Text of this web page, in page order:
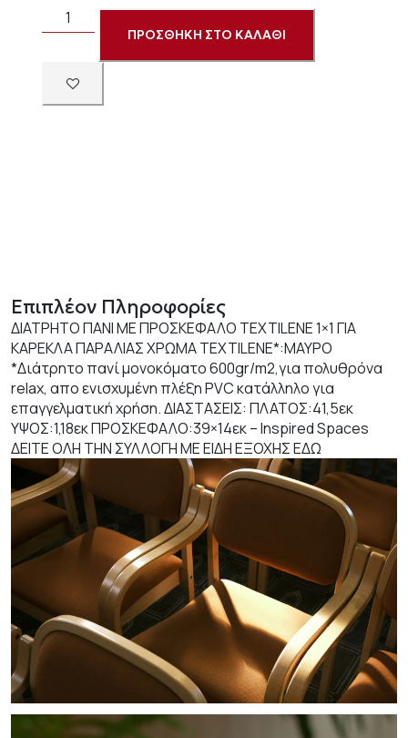
ΠΡΟΣΘΗΚΗ ΣΤΟ ΚΑΛΑΘΙ
Επιπλέον Πληροφορίες
ΔΙΑΤΡΗΤΟ ΠΑΝΙ ΜΕ ΠΡΟΣΚΕΦΑΛΟ TEXTILENE 1×1 ΓΙΑ
ΚΑΡΕΚΛΑ ΠΑΡΑΛΙΑΣ ΧΡΩΜΑ TEXTILENE*:ΜΑΥΡΟ
*Διάτρητο πανί μονοκόματο 600gr/m2,για πολυθρόνα
relax, απο ενισχυμένη πλέξη PVC κατάλληλο για
επαγγελματική χρήση. ΔΙΑΣΤΑΣΕΙΣ: ΠΛΑΤΟΣ:41,5εκ
ΥΨΟΣ:1,18εκ ΠΡΟΣΚΕΦΑΛΟ:39×14εκ – Inspired Spaces
ΔΕΙΤΕ ΟΛΗ ΤΗΝ ΣΥΛΛΟΓΗ ΜΕ ΕΙΔΗ ΕΞΟΧΗΣΕΔΩ